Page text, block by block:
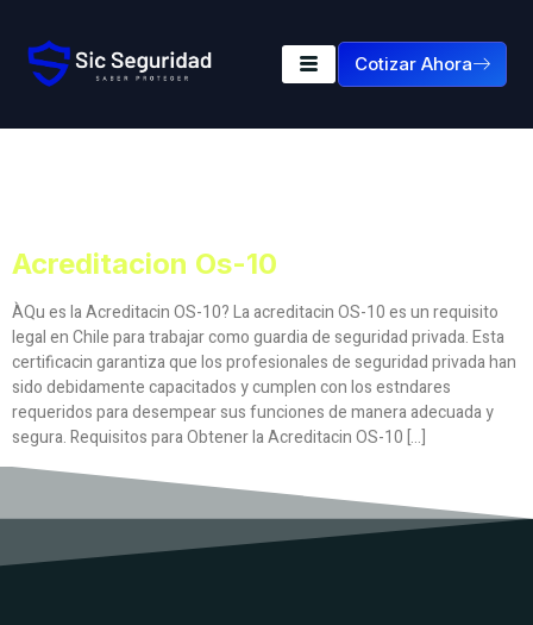
Cotizar Ahora
Acreditacion Os-10
ÀQu es la Acreditacin OS-10? La acreditacin OS-10 es un requisito
legal en Chile para trabajar como guardia de seguridad privada. Esta
certificacin garantiza que los profesionales de seguridad privada han
sido debidamente capacitados y cumplen con los estndares
requeridos para desempear sus funciones de manera adecuada y
segura. Requisitos para Obtener la Acreditacin OS-10 […]